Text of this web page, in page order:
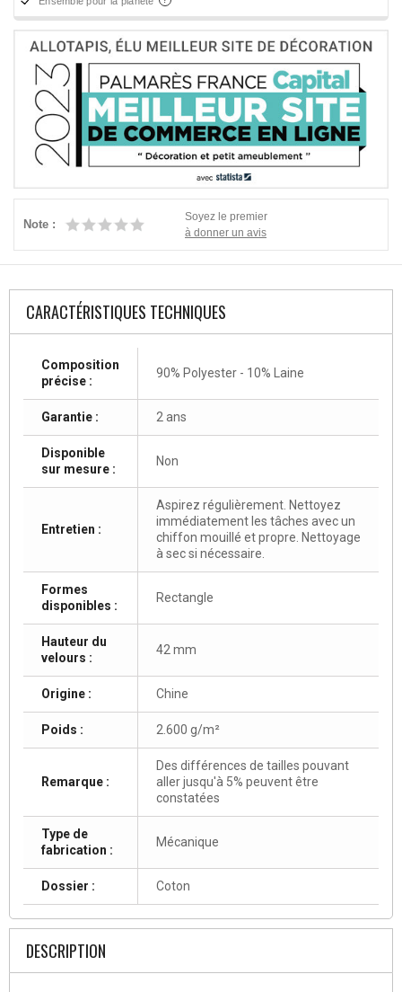
Note :
Soyez le premier
à donner un avis
CARACTÉRISTIQUES TECHNIQUES
Composition
précise :
90% Polyester - 10% Laine
Garantie : 2 ans
Disponible
sur mesure :
Non
Entretien :
Aspirez régulièrement. Nettoyez
immédiatement les tâches avec un
chiffon mouillé et propre. Nettoyage
à sec si nécessaire.
Formes
disponibles :
Rectangle
Hauteur du
velours :
42 mm
Origine : Chine
Poids : 2.600 g/m²
Remarque :
Des différences de tailles pouvant
aller jusqu'à 5% peuvent être
constatées
Type de
fabrication :
Mécanique
Dossier : Coton
DESCRIPTION